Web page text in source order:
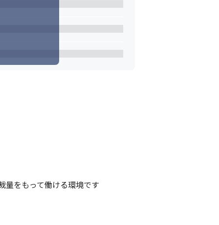
量をもって働ける環境です